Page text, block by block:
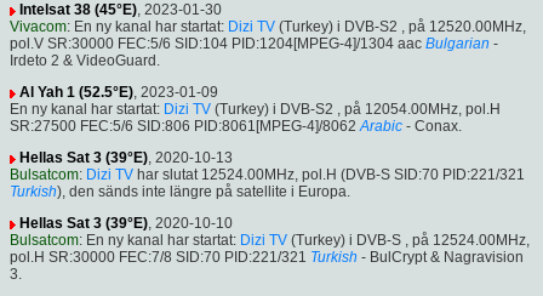
Intelsat 38 (45°E), 2023-01-30
Vivacom: En ny kanal har startat: Dizi TV (Turkey) i DVB-S2 , på 12520.00MHz,
pol.V SR:30000 FEC:5/6 SID:104 PID:1204[MPEG-4]/1304 aac Bulgarian -
Irdeto 2 & VideoGuard.
Al Yah 1 (52.5°E), 2023-01-09
En ny kanal har startat: Dizi TV (Turkey) i DVB-S2 , på 12054.00MHz, pol.H
SR:27500 FEC:5/6 SID:806 PID:8061[MPEG-4]/8062 Arabic - Conax.
Hellas Sat 3 (39°E), 2020-10-13
Bulsatcom: Dizi TV har slutat 12524.00MHz, pol.H (DVB-S SID:70 PID:221/321
Turkish), den sänds inte längre på satellite i Europa.
Hellas Sat 3 (39°E), 2020-10-10
Bulsatcom: En ny kanal har startat: Dizi TV (Turkey) i DVB-S , på 12524.00MHz,
pol.H SR:30000 FEC:7/8 SID:70 PID:221/321 Turkish - BulCrypt & Nagravision
3.